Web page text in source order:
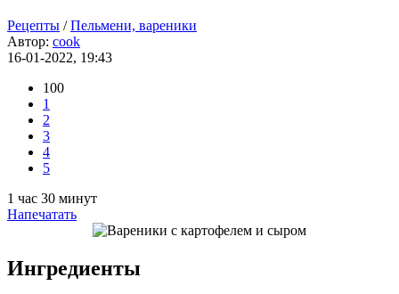
Рецепты /Пельмени, вареники
Автор: cook
16-01-2022, 19:43
100
1
2
3
4
5
1 час 30 минут
Напечатать
Ингредиенты